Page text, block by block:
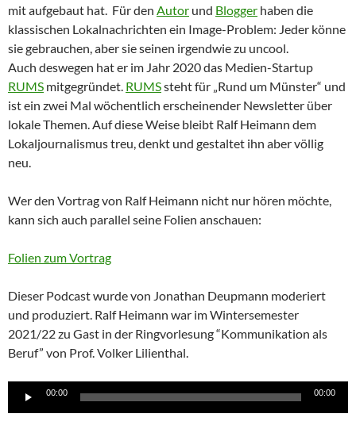
mit aufgebaut hat. Für den Autor und Blogger haben die
klassischen Lokalnachrichten ein Image-Problem: Jeder könne
sie gebrauchen, aber sie seinen irgendwie zu uncool.
Auch deswegen hat er im Jahr 2020 das Medien-Startup
RUMS mitgegründet. RUMSsteht für „Rund um Münster“ und
ist ein zwei Mal wöchentlich erscheinender Newsletter über
lokale Themen. Auf diese Weise bleibt Ralf Heimann dem
Lokaljournalismus treu, denkt und gestaltet ihn aber völlig
neu.
Wer den Vortrag von Ralf Heimann nicht nur hören möchte,
kann sich auch parallel seine Folien anschauen:
Folien zum Vortrag
Dieser Podcast wurde von Jonathan Deupmann moderiert
und produziert. Ralf Heimann war im Wintersemester
2021/22 zu Gast in der Ringvorlesung “Kommunikation als
Beruf” von Prof. Volker Lilienthal.
Audio-
00:00 00:00